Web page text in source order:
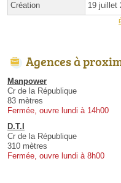
Création 19 juillet
Agences à
Manpower
Cr de la République
83 mètres
Fermée, ouvre lundi à 14h00
D.T.I
Cr de la République
310 mètres
Fermée, ouvre lundi à 8h00